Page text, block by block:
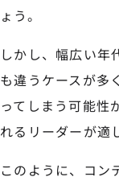
ょう。
しかし、幅広い年
も違うケースが多
ってしまう可能性
れるリーダーが適
このように、コン